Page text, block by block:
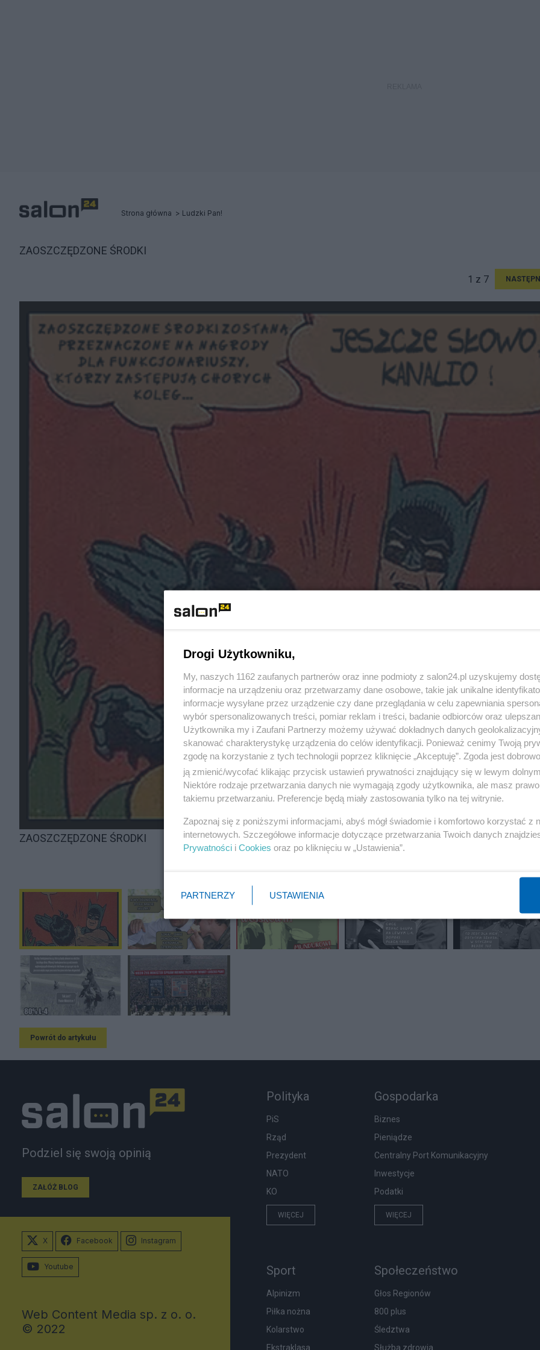
Strona główna Ludzki Pan!
ZAOSZCZĘDZONE ŚRODKI
1 z 7
ZAOSZCZĘDZONE ŚRODKI
Powrót do artykułu
Podziel się swoją opinią
ZAŁÓŻ BLOG
Polityka
PiS
Rząd
Prezydent
NATO
KO
WIĘCEJ
Gospodarka
Biznes
Pieniądze
Centralny Port Komunikacyjny
Inwestycje
Podatki
WIĘCEJ
Sport
Alpinizm
Piłka nożna
Kolarstwo
Ekstraklasa
Społeczeństwo
Głos Regionów
800 plus
Śledztwa
Służba zdrowia
X Facebook Instagram
Youtube
Web Content Media sp. z o. o.
© 2022
Drogi Użytkowniku,
My, naszych 1162 zaufanych partnerów oraz inne podmioty z salon24.pl uzyskujemy
informacje na urządzeniu oraz przetwarzamy dane osobowe, takie jak unikalne
informacje wysyłane przez urządzenie czy dane przeglądania w celu zapewniania
wybór spersonalizowanych treści, pomiar reklam i treści, badanie odbiorców oraz
Użytkownika my i Zaufani Partnerzy możemy używać dokładnych danych
skanować charakterystykę urządzenia do celów identyfikacji. Ponieważ cenimy Twoją
zgodę na korzystanie z tych technologii poprzez kliknięcie „Akceptuję”. Zgoda jest
ją zmienić/wycofać klikając przycisk ustawień prywatności znajdujący się w lewym
Niektóre rodzaje przetwarzania danych nie wymagają zgody użytkownika, ale masz
takiemu przetwarzaniu. Preferencje będą miały zastosowania tylko na tej witrynie.
Zapoznaj się z poniższymi informacjami, abyś mógł świadomie i komfortowo korzystać z
internetowych. Szczegółowe informacje dotyczące przetwarzania Twoich danych
Prywatności i Cookies oraz po kliknięciu w „Ustawienia”.
PARTNERZY USTAWIENIA